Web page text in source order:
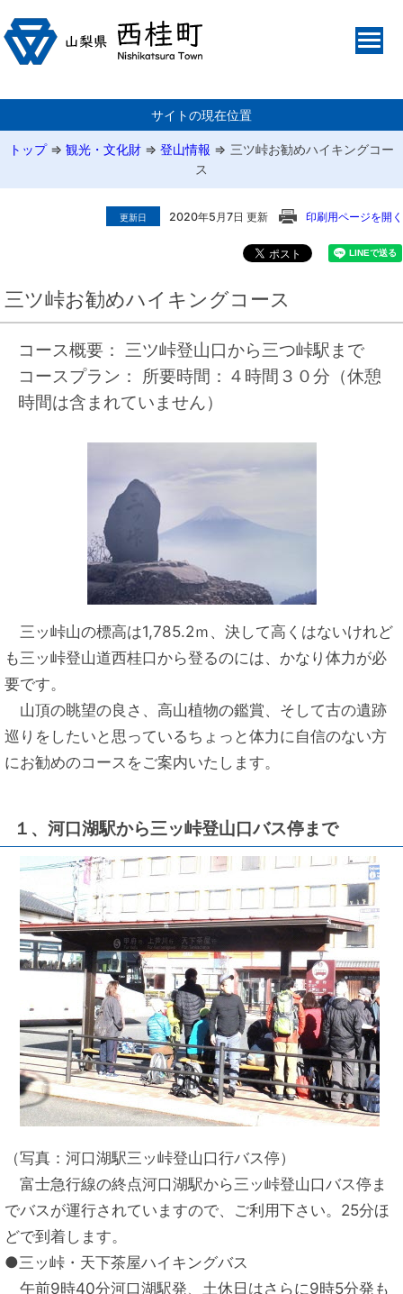
サイトの現在位置
トップ⇒ 観光・文化財 ⇒ 登山情報 ⇒ 三ツ峠お勧めハイキングコー
ス
更新日 2020年5月7日 更新 印刷用ページを開く
三ツ峠お勧めハイキングコース
コース概要： 三ツ峠登山口から三つ峠駅まで
コースプラン： 所要時間：４時間３０分（休憩
時間は含まれていません）
三ッ峠山の標高は1,785.2ｍ、決して高くはないけれど
も三ッ峠登山道西桂口から登るのには、かなり体力が必
要です。
山頂の眺望の良さ、高山植物の鑑賞、そして古の遺跡
巡りをしたいと思っているちょっと体力に自信のない方
にお勧めのコースをご案内いたします。
１、河口湖駅から三ッ峠登山口バス停まで
（写真：河口湖駅三ッ峠登山口行バス停）
富士急行線の終点河口湖駅から三ッ峠登山口バス停ま
でバスが運行されていますので、ご利用下さい。25分ほ
どで到着します。
●三ッ峠・天下茶屋ハイキングバス
午前9時40分河口湖駅発、土休日はさらに9時5分発も